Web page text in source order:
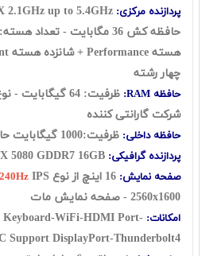
پردازنده مرکزی:
چهار رشته
حافظه RAM: ظرفیت: 64 گیگابایت - نوع: DDR5
شرکت گارانتی کننده
حافظه داخلی: ظرفیت:1000 گیگابایت حافظه از نوع
پردازنده گرافیکی:
صفحه نمایش: 240Hz
2560x1600 - صفحه نمایش مات
امکانات: Keyboard-WiFi-HDMI Port-
Support DisplayPort-Thunderbolt4